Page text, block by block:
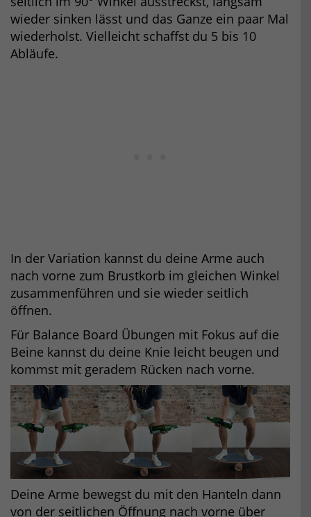
wieder sinken lässt und das Ganze ein paar Mal
wiederholst. Vielleicht schaffst du 5 bis 10
Abläufe.
In der Variation kannst du deine Arme auch
nach vorne zum Brustkorb im gleichen Winkel
zusammenführen und sie wieder seitlich
öffnen.
Für Balance Board Übungen mit Fokus auf die
Beine kannst du deine Knie leicht beugen und
kommst mit geradem Rücken nach vorne.
Deine Arme bewegst du mit den Hanteln dann
von der seitlichen Öffnung nach vorne über